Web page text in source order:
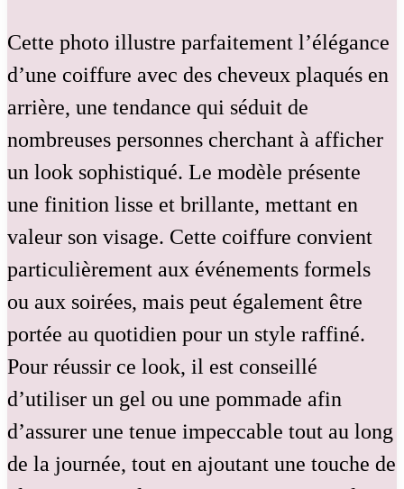
Cette photo illustre parfaitement l’élégance
d’une coiffure avec des cheveux plaqués en
arrière, une tendance qui séduit de
nombreuses personnes cherchant à afficher
un look sophistiqué. Le modèle présente
une finition lisse et brillante, mettant en
valeur son visage. Cette coiffure convient
particulièrement aux événements formels
ou aux soirées, mais peut également être
portée au quotidien pour un style raffiné.
Pour réussir ce look, il est conseillé
d’utiliser un gel ou une pommade afin
d’assurer une tenue impeccable tout au long
de la journée, tout en ajoutant une touche de